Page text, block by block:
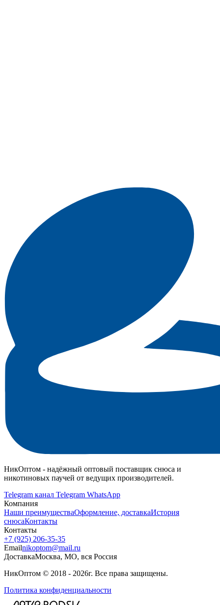
НикОптом - надёжный оптовый поставщик снюса и
никотиновых паучей от ведущих производителей.
Telegram канал Telegram WhatsApp
Компания
Наши преимуществаОформление, доставкаИстория
снюсаКонтакты
Контакты
+7 (925) 206‑35‑35
Emailnikoptom@mail.ru
ДоставкаМосква, МО, вся Россия
НикОптом © 2018 - 2026г. Все права защищены.
Политика конфиденциальности